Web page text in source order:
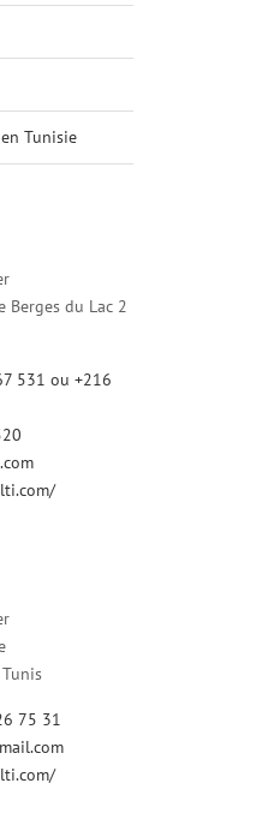
Tunisie
Berges du Lac 2
531 ou +216
75 31